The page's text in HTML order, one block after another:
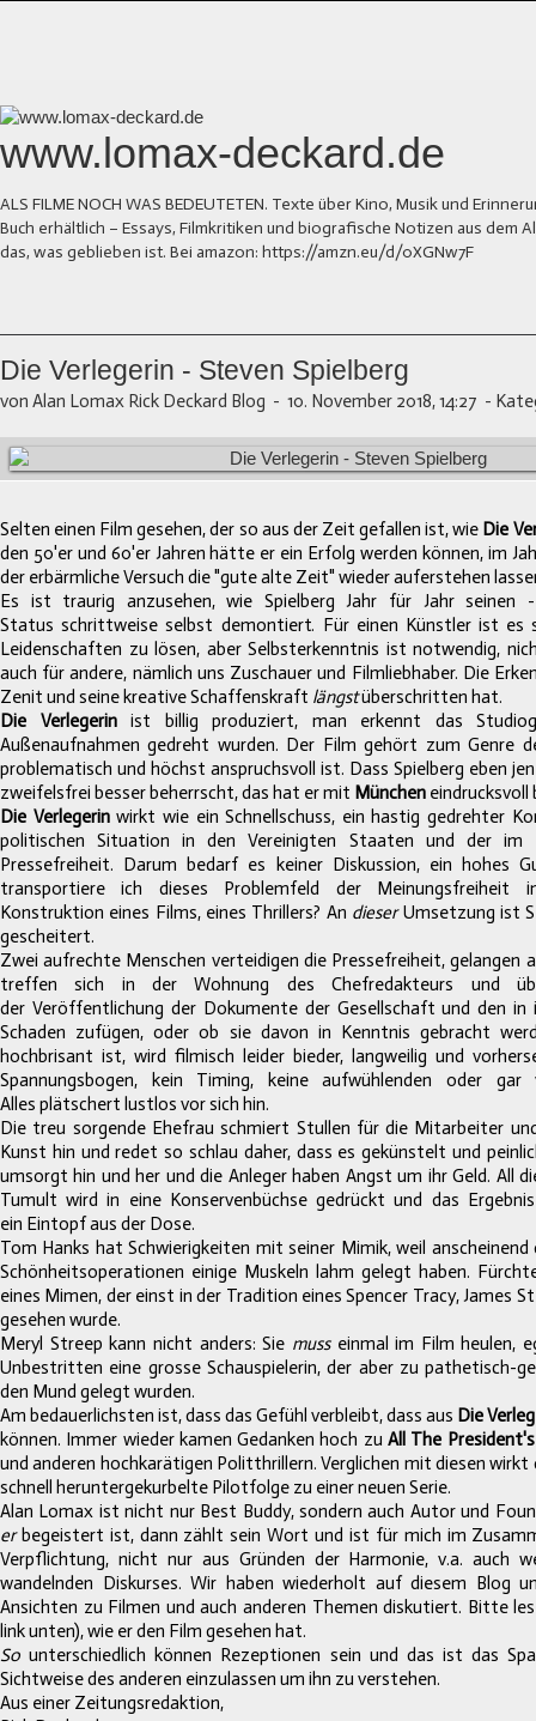
www.lomax-deckard.de
ALS FILME NOCH WAS BEDEUTETEN. Texte über Kino, Musik und
Buch erhältlich – Essays, Filmkritiken und biografische Notizen aus dem
das, was geblieben ist. Bei amazon: https://amzn.eu/d/0XGNw7F
Die Verlegerin - Steven Spielberg
von Alan Lomax Rick Deckard Blog - 10. November 2018, 14:27 -
Selten einen Film gesehen, der so aus der Zeit gefallen ist, wie Die
den 50'er und 60'er Jahren hätte er ein Erfolg werden können, im
der erbärmlicheVersuch die "gute alte Zeit" wieder auferstehen
Es ist traurig anzusehen, wie Spielberg Jahr für Jahr
Status schrittweise selbst demontiert. Für einen Künstler ist es
Leidenschaften zu lösen, aber Selbsterkenntnis ist notwendig,
auch für andere, nämlich uns Zuschauer und Filmliebhaber. Die
Zenit und seine kreative Schaffenskraft längstüberschritten hat.
Die Verlegerinist billig produziert, man erkennt das
Außenaufnahmen gedreht wurden. Der Film gehört zum Genre
problematisch und höchst anspruchsvoll ist. Dass Spielberg eben
zweifelsfrei besser beherrscht, das hat er mit München eindrucksvoll
Die Verlegerinwirkt wie ein Schnellschuss, ein hastig gedrehter
politischen Situation in den Vereinigten Staaten und der im
Pressefreiheit. Darum bedarf es keiner Diskussion, ein hohes
transportiere ich dieses Problemfeld der Meinungsfreiheit
Konstruktion eines Films, eines Thrillers? An dieserUmsetzung ist
gescheitert.
Zwei aufrechte Menschen verteidigen die Pressefreiheit, gelangen
treffen sich in der Wohnung des Chefredakteurs und
der Veröffentlichung der Dokumente der Gesellschaft und den in
Schaden zufügen, oder ob sie davon in Kenntnis gebracht
hochbrisant ist, wird filmisch leider bieder, langweilig und
Spannungsbogen, kein Timing, keine aufwühlenden oder gar
Alles plätschert lustlos vor sich hin.
Die treu sorgende Ehefrau schmiert Stullen für die Mitarbeiter
Kunst hin und redet so schlau daher, dass es gekünstelt und
umsorgt hin und her und die Anleger haben Angst um ihr Geld. All
Tumult wird in eine Konservenbüchse gedrückt und das
ein Eintopf aus der Dose.
​​​​​​​Tom Hanks hat Schwierigkeiten mit seiner Mimik, weil
Schönheitsoperationen einige Muskeln lahm gelegt haben.
eines Mimen, der einst in der Tradition eines Spencer Tracy, James
gesehen wurde.
Meryl Streep kann nicht anders: Sie musseinmal im Film heulen,
Unbestritten eine grosse Schauspielerin, der aber zu pathetisch-
den Mund gelegt wurden.
Am bedauerlichsten ist, dass das Gefühl verbleibt, dass aus Die
können. Immer wieder kamen Gedanken hoch zu All The
und anderen hochkarätigen Politthrillern. Verglichen mit diesen wirkt
schnell heruntergekurbelte Pilotfolge zu einer neuen Serie.
​​​​​​​Alan Lomax ist nicht nur Best Buddy, sondern auch Autor und
erbegeistert ist, dann zählt sein Wort und ist für mich im
Verpflichtung, nicht nur aus Gründen der Harmonie, v.a. auch
wandelnden Diskurses. Wir haben wiederholt auf diesem Blog
Ansichten zu Filmen und auch anderen Themen diskutiert. Bitte
link unten), wie er den Film gesehen hat.
So unterschiedlich können Rezeptionen sein und das ist das
Sichtweise des anderen einzulassen um ihn zu verstehen.
Aus einer Zeitungsredaktion,